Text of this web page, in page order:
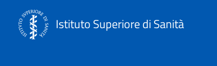
Istituto Superiore di Sanità